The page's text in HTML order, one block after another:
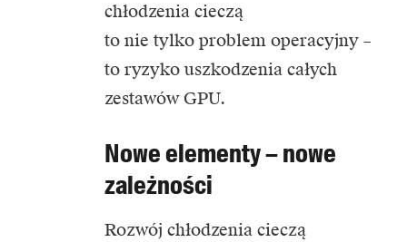
chłodzenia cieczą
to nie tylko problem operacyjny –
to ryzyko uszkodzenia całych
zestawów GPU.
Nowe elementy – nowe
zależności
Rozwój chłodzenia cieczą